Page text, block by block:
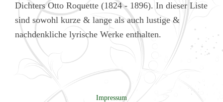
Dichters Otto Roquette (1824 - 1896). In dieser Liste
sind sowohl kurze & lange als auch lustige &
nachdenkliche lyrische Werke enthalten.
Impressum